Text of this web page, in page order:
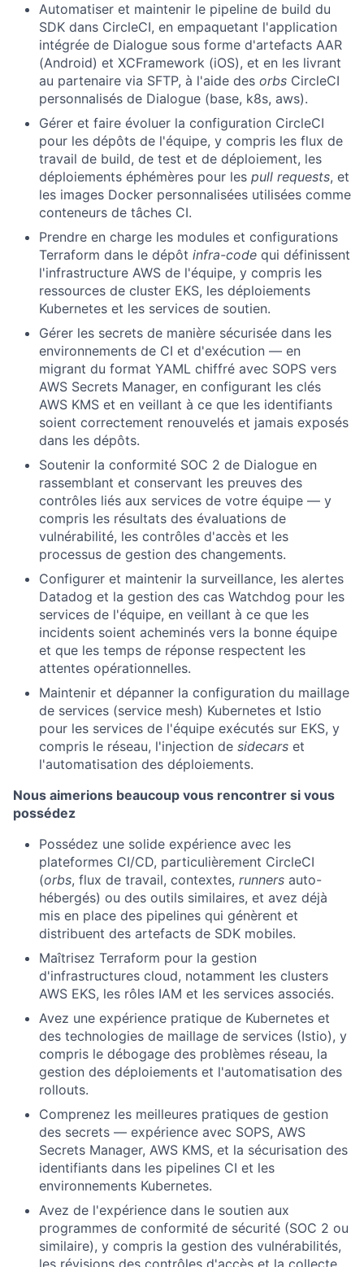
Automatiser et maintenir le pipeline de build du
SDK dans CircleCI, en empaquetant l'application
intégrée de Dialogue sous forme d'artefacts AAR
(Android) et XCFramework (iOS), et en les livrant
au partenaire via SFTP, à l'aide des orbs CircleCI
personnalisés de Dialogue (base, k8s, aws).
Gérer et faire évoluer la configuration CircleCI
pour les dépôts de l'équipe, y compris les flux de
travail de build, de test et de déploiement, les
déploiements éphémères pour les pull requests, et
les images Docker personnalisées utilisées comme
conteneurs de tâches CI.
Prendre en charge les modules et configurations
Terraform dans le dépôt infra-code qui définissent
l'infrastructure AWS de l'équipe, y compris les
ressources de cluster EKS, les déploiements
Kubernetes et les services de soutien.
Gérer les secrets de manière sécurisée dans les
environnements de CI et d'exécution — en
migrant du format YAML chiffré avec SOPS vers
AWS Secrets Manager, en configurant les clés
AWS KMS et en veillant à ce que les identifiants
soient correctement renouvelés et jamais exposés
dans les dépôts.
Soutenir la conformité SOC 2 de Dialogue en
rassemblant et conservant les preuves des
contrôles liés aux services de votre équipe — y
compris les résultats des évaluations de
vulnérabilité, les contrôles d'accès et les
processus de gestion des changements.
Configurer et maintenir la surveillance, les alertes
Datadog et la gestion des cas Watchdog pour les
services de l'équipe, en veillant à ce que les
incidents soient acheminés vers la bonne équipe
et que les temps de réponse respectent les
attentes opérationnelles.
Maintenir et dépanner la configuration du maillage
de services (service mesh) Kubernetes et Istio
pour les services de l'équipe exécutés sur EKS, y
compris le réseau, l'injection de sidecars et
l'automatisation des déploiements.
Nous aimerions beaucoup vous rencontrer si vous
possédez
Possédez une solide expérience avec les
plateformes CI/CD, particulièrement CircleCI
(orbs, flux de travail, contextes, runners auto-
hébergés) ou des outils similaires, et avez déjà
mis en place des pipelines qui génèrent et
distribuent des artefacts de SDK mobiles.
Maîtrisez Terraform pour la gestion
d'infrastructures cloud, notamment les clusters
AWS EKS, les rôles IAM et les services associés.
Avez une expérience pratique de Kubernetes et
des technologies de maillage de services (Istio), y
compris le débogage des problèmes réseau, la
gestion des déploiements et l'automatisation des
rollouts.
Comprenez les meilleures pratiques de gestion
des secrets — expérience avec SOPS, AWS
Secrets Manager, AWS KMS, et la sécurisation des
identifiants dans les pipelines CI et les
environnements Kubernetes.
Avez de l'expérience dans le soutien aux
programmes de conformité de sécurité (SOC 2 ou
similaire), y compris la gestion des vulnérabilités,